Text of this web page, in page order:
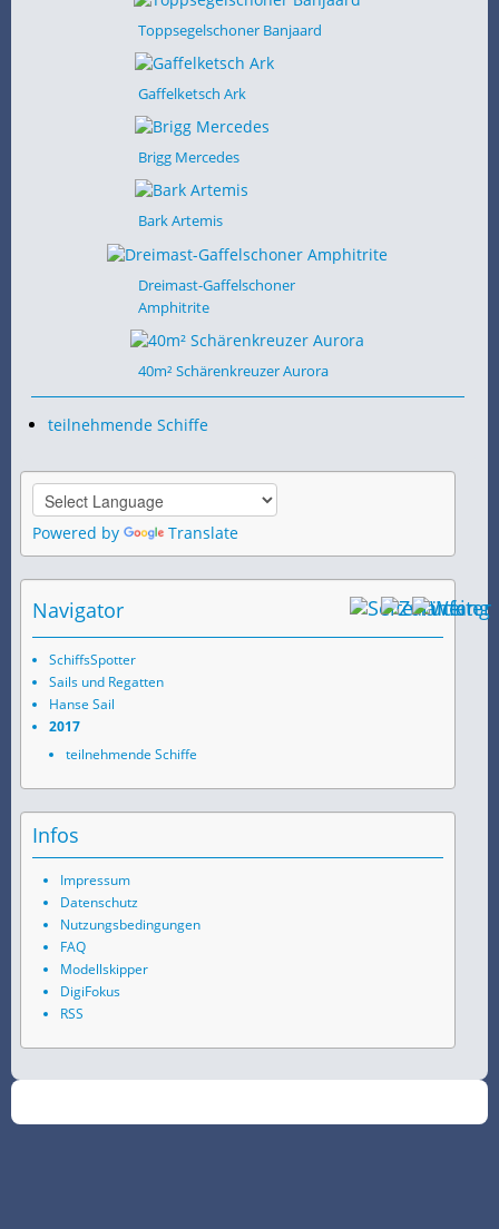
Toppsegelschoner Banjaard
Gaffelketsch Ark
Brigg Mercedes
Bark Artemis
Dreimast-Gaffelschoner
Amphitrite
40m² Schärenkreuzer Aurora
teilnehmende Schiffe
Powered by Translate
Navigator
SchiffsSpotter
Sails und Regatten
Hanse Sail
2017
teilnehmende Schiffe
Infos
Impressum
Datenschutz
Nutzungsbedingungen
FAQ
Modellskipper
DigiFokus
RSS